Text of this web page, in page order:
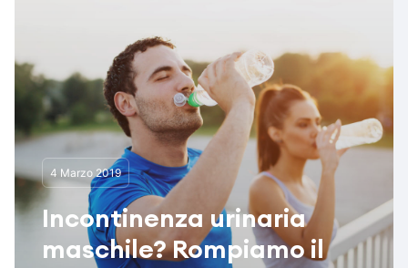
4 Marzo 2019
Incontinenza urinaria
maschile? Rompiamo il